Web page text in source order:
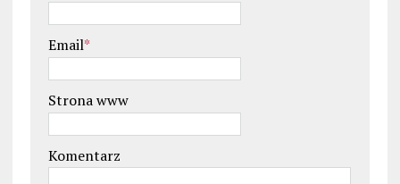
Email*
Strona www
Komentarz